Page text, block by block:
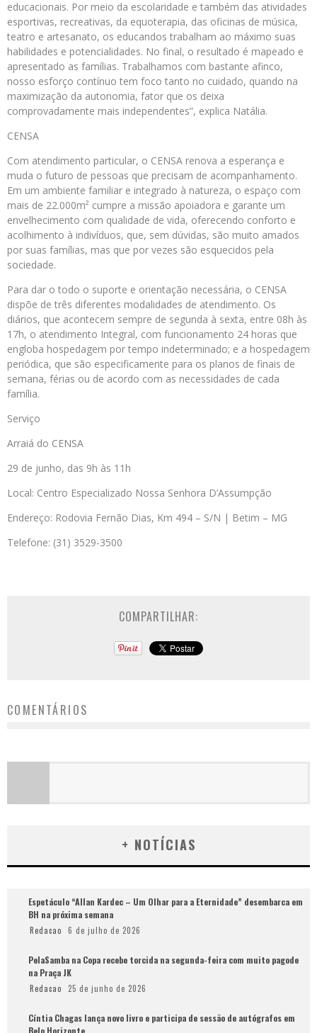
educacionais. Por meio da escolaridade e também das atividades
esportivas, recreativas, da equoterapia, das oficinas de música,
teatro e artesanato, os educandos trabalham ao máximo suas
habilidades e potencialidades. No final, o resultado é mapeado e
apresentado as famílias. Trabalhamos com bastante afinco,
nosso esforço contínuo tem foco tanto no cuidado, quando na
maximização da autonomia, fator que os deixa
comprovadamente mais independentes”, explica Natália.
CENSA
Com atendimento particular, o CENSA renova a esperança e
muda o futuro de pessoas que precisam de acompanhamento.
Em um ambiente familiar e integrado à natureza, o espaço com
mais de 22.000m² cumpre a missão apoiadora e garante um
envelhecimento com qualidade de vida, oferecendo conforto e
acolhimento à indivíduos, que, sem dúvidas, são muito amados
por suas famílias, mas que por vezes são esquecidos pela
sociedade.
Para dar o todo o suporte e orientação necessária, o CENSA
dispõe de três diferentes modalidades de atendimento. Os
diários, que acontecem sempre de segunda à sexta, entre 08h às
17h, o atendimento Integral, com funcionamento 24 horas que
engloba hospedagem por tempo indeterminado; e a hospedagem
periódica, que são especificamente para os planos de finais de
semana, férias ou de acordo com as necessidades de cada
família.
Serviço
Arraiá do CENSA
29 de junho, das 9h às 11h
Local: Centro Especializado Nossa Senhora D’Assumpção
Endereço: Rodovia Fernão Dias, Km 494 – S/N | Betim – MG
Telefone: (31) 3529-3500
COMPARTILHAR:
COMENTÁRIOS
+ NOTÍCIAS
Espetáculo “Allan Kardec – Um Olhar para a Eternidade” desembarca em
BH na próxima semana
Redacao 6 de julho de 2026
PelaSamba na Copa recebe torcida na segunda-feira com muito pagode
na Praça JK
Redacao 25 de junho de 2026
Cíntia Chagas lança novo livro e participa de sessão de autógrafos em
Belo Horizonte